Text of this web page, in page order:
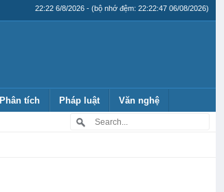
22:22 6/8/2026 - (bộ nhớ đệm: 22:22:47 06/08/2026)
Phân tích Pháp luật Văn nghệ